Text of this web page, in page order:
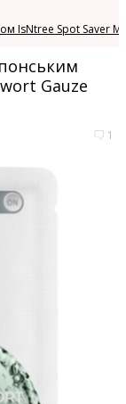
IsNtree Spot Saver
Gauze
1